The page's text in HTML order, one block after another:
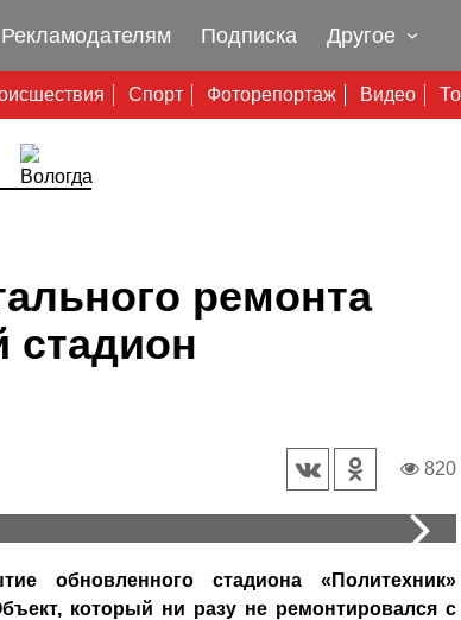
Спорт Фоторепортаж Видео
Рекламодателям Подписка Другое
ремонта
820
обновленного стадиона «Политехник»
который ни разу не ремонтировался с